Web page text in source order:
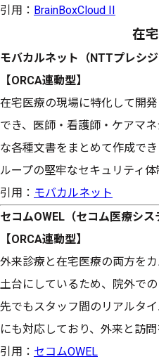
引用： BrainBoxCloud II
在
モバカルネット（NTTプレシ
【ORCA連動型】
在宅医療の現場に特化して開
でき、医師・看護師・ケアマ
な各種文書をまとめて作成で
ループの堅牢なセキュリティ
引用： モバカルネット
セコムOWEL（セコム医療シス
【ORCA連動型】
外来診療と在宅医療の両方を
土台にしているため、院外で
先でもスタッフ間のリアルタ
にも対応しており、外来と訪
引用： セコムOWEL